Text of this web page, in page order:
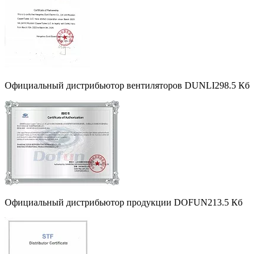
Официальный дистрибьютор вентиляторов DUNLI298.5 Кб
Официальный дистрибьютор продукции DOFUN213.5 Кб